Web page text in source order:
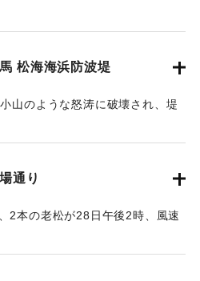
松海海浜防波堤
山のような怒涛に破壊され、堤
名が出動し、警戒に必死の努力を
30日朝刊4面】
通り
2本の老松が28日午後2時、風速